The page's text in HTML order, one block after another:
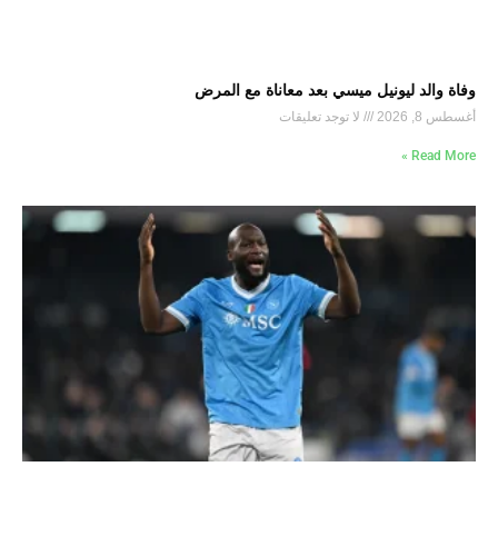
وفاة والد ليونيل ميسي بعد معاناة مع المرض
أغسطس 8, 2026 لا توجد تعليقات
Read More »